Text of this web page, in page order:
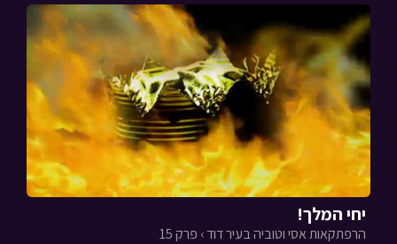
יחי המלך!
הרפתקאות אסי וטוביה בעיר דוד › פרק 15